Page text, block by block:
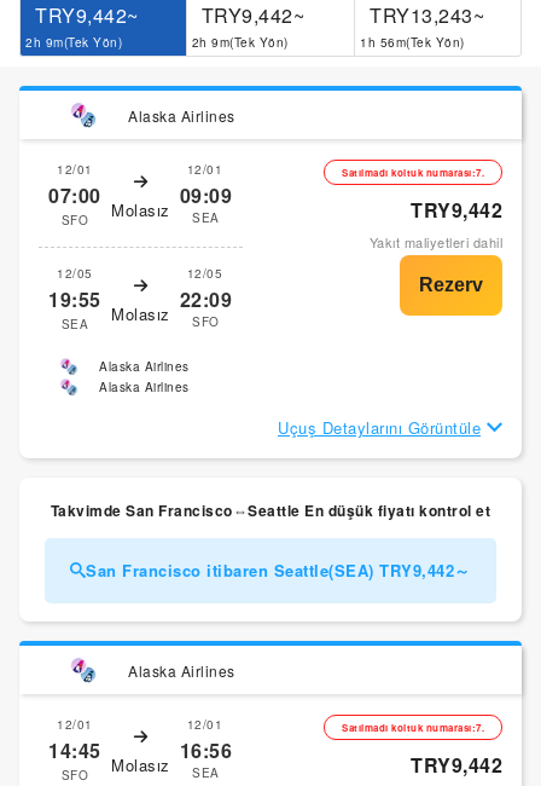
TRY9,442~
2h 9m(Tek Yön)
TRY9,442~
2h 9m(Tek Yön)
TRY13,243~
1h 56m(Tek Yön)
Alaska Airlines
12/01
07:00
SFO Molasız
12/01
09:09
SEA
12/05
19:55
SEA Molasız
12/05
22:09
SFO
Satılmadı koltuk numarası:7.
TRY9,442
Yakıt maliyetleri dahil
Alaska Airlines
Alaska Airlines
Uçuş Detaylarını Görüntüle
Takvimde San Francisco⇔Seattle En düşük fiyatı kontrol et
San Francisco itibaren Seattle(SEA) TRY9,442～
Alaska Airlines
12/01
14:45
SFO Molasız
12/01
16:56
SEA
Satılmadı koltuk numarası:7.
TRY9,442